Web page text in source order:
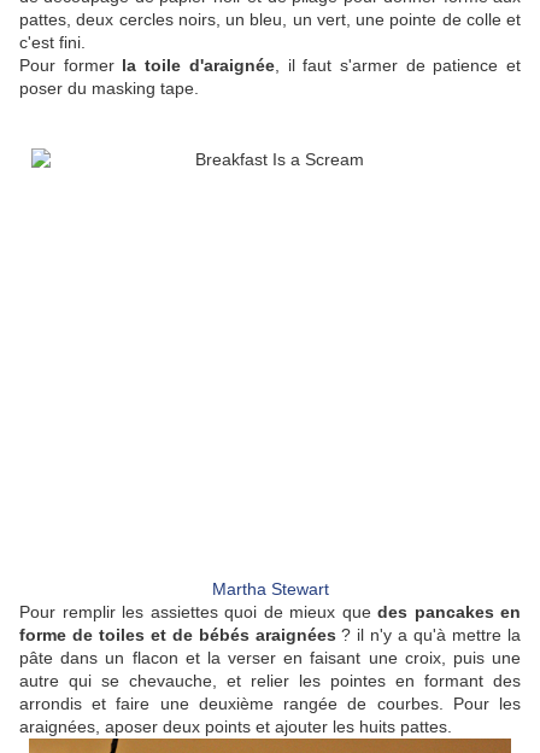
pattes, deux cercles noirs, un bleu, un vert, une pointe de colle et
c'est fini.
Pour former la toile d'araignée, il faut s'armer de patience et
poser du masking tape.
Martha Stewart
Pour remplir les assiettes quoi de mieux que des pancakes en
forme de toiles et de bébés araignées ? il n'y a qu'à mettre la
pâte dans un flacon et la verser en faisant une croix, puis une
autre qui se chevauche, et relier les pointes en formant des
arrondis et faire une deuxième rangée de courbes. Pour les
araignées, aposer deux points et ajouter les huits pattes.